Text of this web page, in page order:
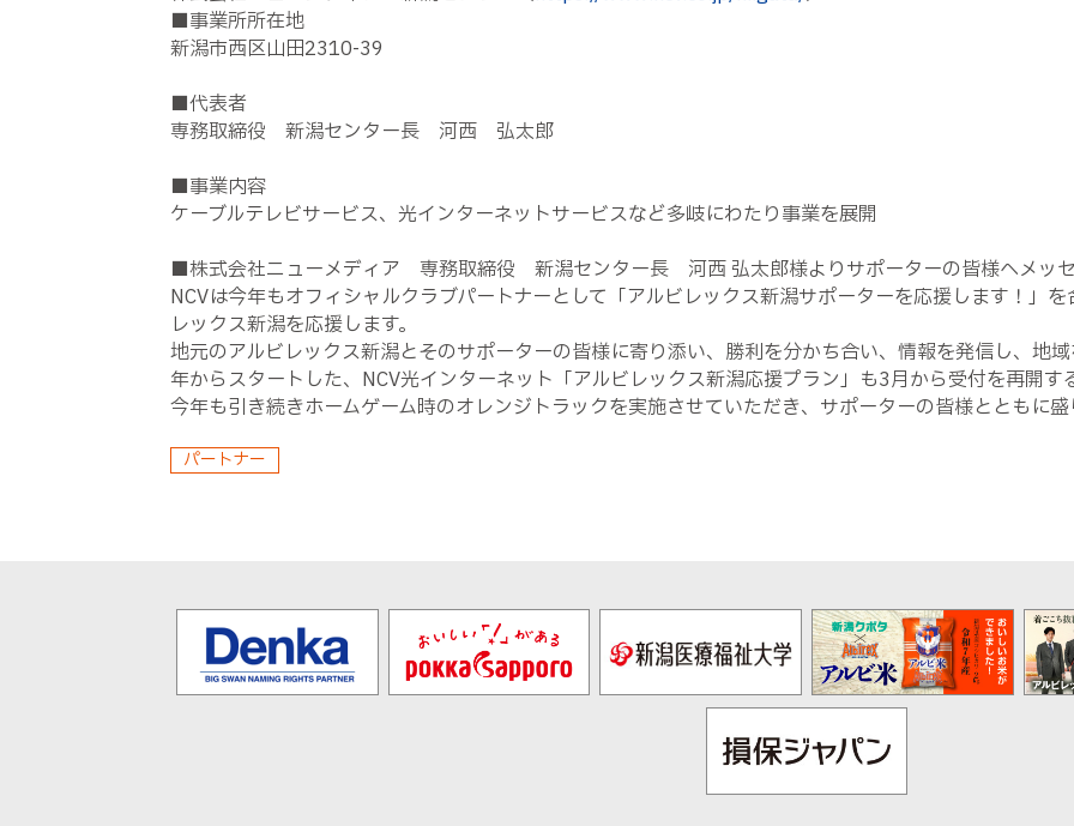
■事業所所在地
新潟市西区山田2310-39
■代表者
専務取締役 新潟センター長 河西 弘太郎
■事業内容
ケーブルテレビサービス、光インターネットサービスなど多岐にわたり事業を展開
■株式会社ニューメディア 専務取締役 新潟センター長 河西 弘太郎様よりサポーターの皆様へメッ
NCVは今年もオフィシャルクラブパートナーとして「アルビレックス新潟サポーターを応援します！」
レックス新潟を応援します。
地元のアルビレックス新潟とそのサポーターの皆様に寄り添い、勝利を分かち合い、情報を発信し、地
年からスタートした、NCV光インターネット「アルビレックス新潟応援プラン」も3月から受付を再開す
今年も引き続きホームゲーム時のオレンジトラックを実施させていただき、サポーターの皆様とともに
パートナー